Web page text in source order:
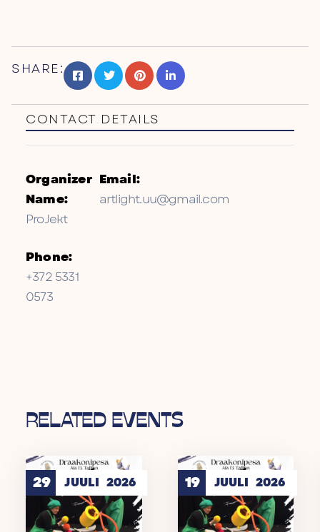
SHARE:
CONTACT DETAILS
Organizer
Name:
ProJekt
Phone:
+372 5331
0573
Email:
artlight.uu@gmail.com
RELATED EVENTS
29 JUULI 2026 19 JUULI 2026